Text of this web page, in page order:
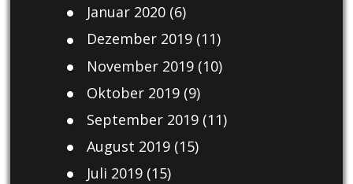
Januar 2020(6)
Dezember 2019(11)
November 2019(10)
Oktober 2019(9)
September 2019(11)
August 2019(15)
Juli 2019(15)